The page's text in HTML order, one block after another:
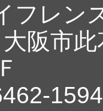
フレン
阪市